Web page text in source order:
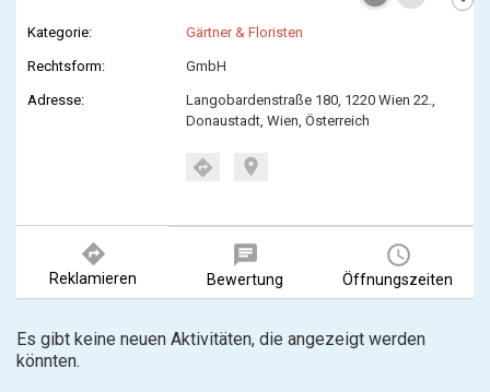
Kategorie: Gärtner & Floristen
Rechtsform: GmbH
Adresse:
Langobardenstraße 180, 1220 Wien 22.,
Donaustadt, Wien, Österreich
directions location_on
directions
Reklamieren
chat
Bewertung
query_builder
Öffnungszeiten
Es gibt keine neuen Aktivitäten, die angezeigt werden
könnten.